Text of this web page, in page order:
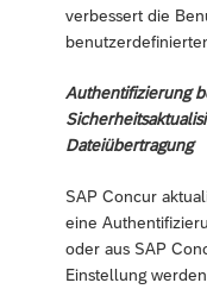
verbessert die
Authentifizierung
Dateiübertragung
SAP Concur
eine
oder aus SAP
Einstellung